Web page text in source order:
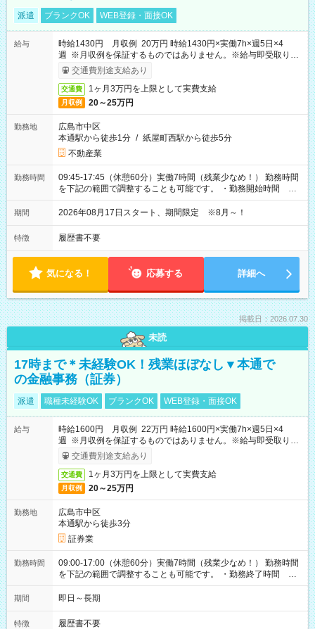
派遣 ブランクOK WEB登録・面接OK
給与
時給1430円 月収例 20万円 時給1430円×実働7h×週5日×4
週 ※月収例を保証するものではありません。※給与即受取りサ
ービス利用可（利用条件有）
交通費別途支給あり
交通費 1ヶ月3万円を上限として実費支給
月収例 20～25万円
勤務地
広島市中区
本通駅から徒歩1分 / 紙屋町西駅から徒歩5分
不動産業
勤務時間
09:45-17:45（休憩60分）実働7時間（残業少なめ！） 勤務時間
を下記の範囲で調整することも可能です。 ・勤務開始時間
09:45～12:30 ・勤務終了時間 15:45～18:30 ・実働 05:00～
07:45
期間 2026年08月17日スタート、期間限定 ※8月～！
特徴 履歴書不要
気になる！ 応募する 詳細へ
掲載日：2026.07.30
未読
17時まで＊未経験OK！残業ほぼなし▼本通で
の金融事務（証券）
派遣 職種未経験OK ブランクOK WEB登録・面接OK
給与
時給1600円 月収例 22万円 時給1600円×実働7h×週5日×4
週 ※月収例を保証するものではありません。※給与即受取りサ
ービス利用可（利用条件有）
交通費別途支給あり
交通費 1ヶ月3万円を上限として実費支給
月収例 20～25万円
勤務地
広島市中区
本通駅から徒歩3分
証券業
勤務時間
09:00-17:00（休憩60分）実働7時間（残業少なめ！） 勤務時間
を下記の範囲で調整することも可能です。 ・勤務終了時間
15:30～17:00 ・実働 05:30～07:00
期間 即日～長期
特徴 履歴書不要